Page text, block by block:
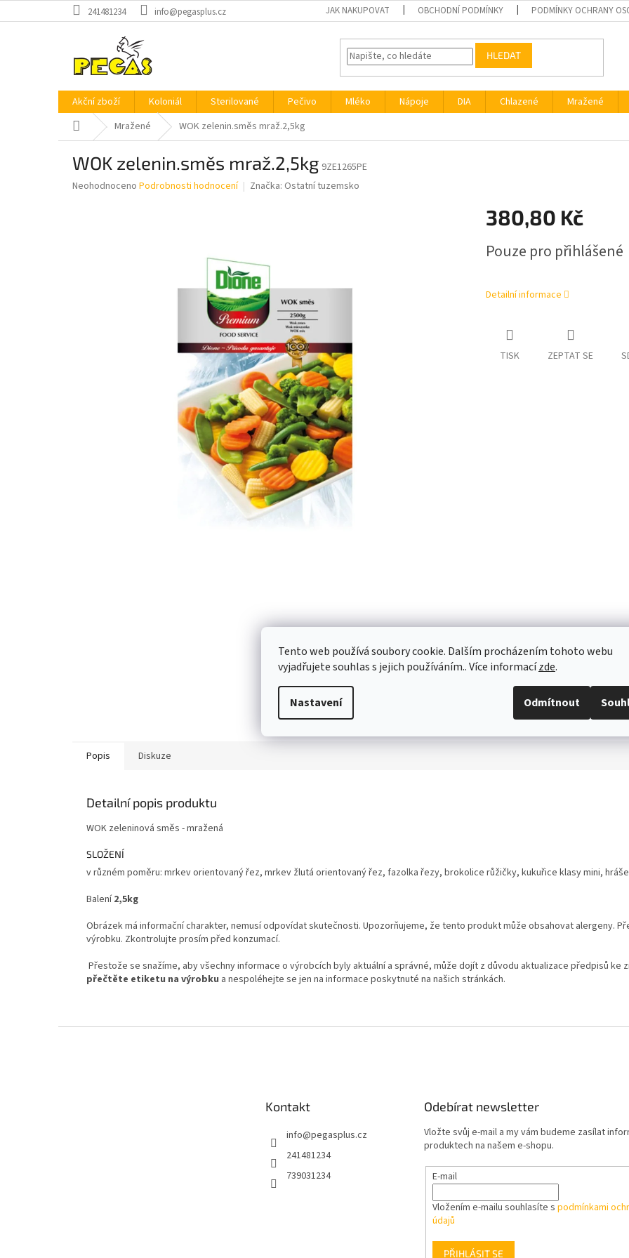
Tento web používá soubory cookie. Dalším procházením tohoto webu
vyjadřujete souhlas s jejich používáním.. Více informacízde.
Nastavení Odmítnout
na
241481234 info@pegasplus.cz JAK NAKUPOVAT OBCHODNÍ PODMÍNKY PODMÍNKY OCHRANY
HLEDAT
Akční zboží Koloniál Sterilované Pečivo Mléko Nápoje DIA Chlazené Mražené
Domů Mražené WOK zelenin.směs mraž.2,5kg
WOK zelenin.směs mraž.2,5kg 9ZE1265PE
Průměrné
Neohodnoceno Podrobnosti hodnocení Značka: Ostatní tuzemsko
380,80 Kč
cena:
Pouze pro přihlášené
Detailní informace
TISK ZEPTAT SE
Popis Diskuze
Detailní popis produktu
WOK zeleninová směs - mražená
SLOŽENÍ
v různém poměru: mrkev orientovaný řez, mrkev žlutá orientovaný řez, fazolka řezy, brokolice růžičky, kukuřice klasy mini,
Balení2,5kg
Obrázek má informační charakter, nemusí odpovídat skutečnosti. Upozorňujeme, že tento produkt může obsahovat alergeny.
výrobku. Zkontrolujte prosím před konzumací.
Přestože se snažíme, aby všechny informace o výrobcích byly aktuální a správné, může dojít z důvodu aktualizace předpisů ke
přečtěte etiketu na výrobku a nespoléhejte se jen na informace poskytnuté na našich stránkách.
Kontakt
info@pegasplus.cz
241481234
739031234
Odebírat newsletter
Vložte svůj e-mail a my vám budeme zasílat
produktech na našem e-shopu.
E-mail
Vložením e-mailu souhlasíte s podmínkami
údajů
PŘIHLÁSIT SE